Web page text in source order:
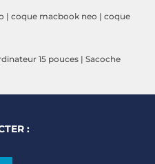
| coque macbook neo | coque
15 pouces | Sacoche
: